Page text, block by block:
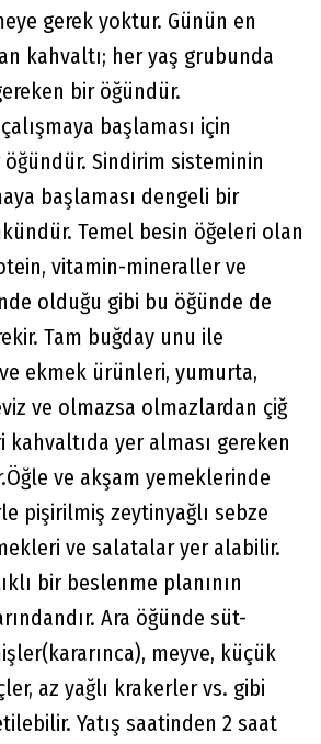
gerek yoktur. Günün en
kahvaltı; her yaş grubunda
bir öğündür.
başlaması için
Sindirim sisteminin
başlaması dengeli bir
Temel besin öğeleri olan
vitamin-mineraller ve
olduğu gibi bu öğünde de
Tam buğday unu ile
ekmek ürünleri, yumurta,
ve olmazsa olmazlardan çiğ
kahvaltıda yer alması gereken
ve akşam yemeklerinde
pişirilmiş zeytinyağlı sebze
ve salatalar yer alabilir.
bir beslenme planının
Ara öğünde süt-
meyve, küçük
az yağlı krakerler vs. gibi
Yatış saatinden 2 saat